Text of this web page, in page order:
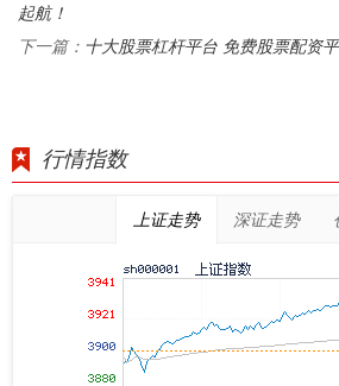
起航！
下一篇： 十大股票杠杆平台 免费股票配资
行情指数
上证走势 深证走势